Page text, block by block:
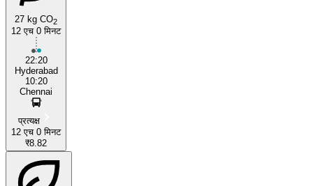
27 kg CO2
12 एच 0 मिनट
22:20
Hyderabad
10:20
Chennai
प्रत्यक्ष
12 एच 0 मिनट
₹8.82